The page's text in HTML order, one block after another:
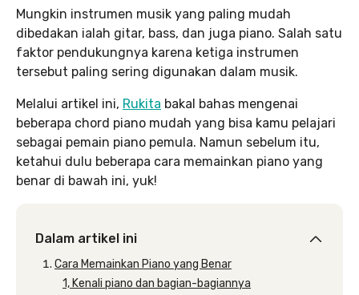
Mungkin instrumen musik yang paling mudah
dibedakan ialah gitar, bass, dan juga piano. Salah satu
faktor pendukungnya karena ketiga instrumen
tersebut paling sering digunakan dalam musik.
Melalui artikel ini, Rukita bakal bahas mengenai
beberapa chord piano mudah yang bisa kamu pelajari
sebagai pemain piano pemula. Namun sebelum itu,
ketahui dulu beberapa cara memainkan piano yang
benar di bawah ini, yuk!
Dalam artikel ini
Cara Memainkan Piano yang Benar
1, Kenali piano dan bagian-bagiannya